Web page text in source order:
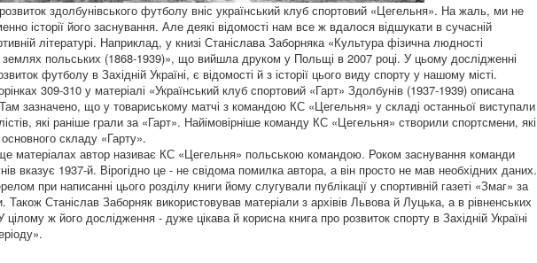
здолбунівського футболу вніс український клуб спортовий «Цегельня». На жаль, ми не
істо­рії його заснування. Але деякі відомості нам все ж вдалося відшукати в сучасній
літературі. Наприклад, у книзі Станіслава Заборняка «Культура фізична людності
землях польських (1868-1939)», що вийшла друком у Польщі в 2007 році. У цьому дослідженні
футболу в Західній Україні, є відомості й з історії цього виду спорту у нашому місті.
309-310 у матеріалі «Український клуб спортовий «Гарт» Здолбунів (1937-1939) описана
Там зазначено, що у товариському матчі з командою КС «Цегельня» у складі останньої виступали
які раніше грали за «Гарт». Найімовірніше команду КС «Цегельня» створили спортсмени, які
складу «Гарту».
матеріалах автор називає КС «Цегельня» польською командою. Роком заснування команди
вказує 1937-й. Вірогідно це - не свідома помилка автора, а він просто не мав необхідних даних.
при написанні цього розділу книги йому слугували пуб­лікації у спортивній газеті «Змаг» за
Також Станіслав Заборняк використовував матеріали з архівів Львова й Луцька, а в рівненських
ж його дослідження - дуже цікава й корисна книга про розвиток спорту в Західній Україні